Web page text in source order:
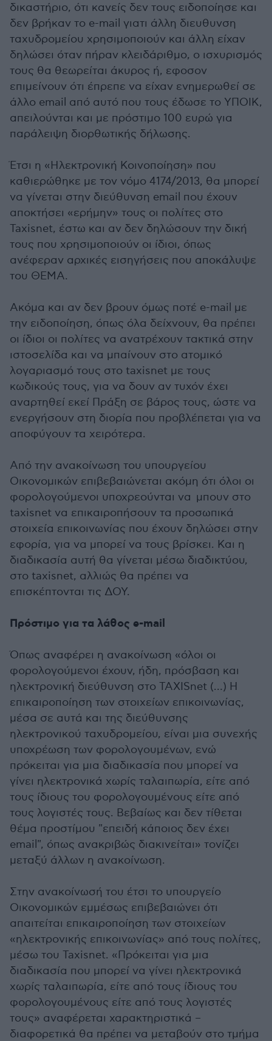
δικαστήριο, ότι κανείς δεν τους ειδοποίησε και
δεν βρήκαν το e-mail γιατι άλλη διευθυνση
ταχυδρομείου χρησιμοποιούν και άλλη είχαν
δηλώσει όταν πήραν κλειδάριθμο, ο ισχυρισμός
τους θα θεωρείται άκυρος ή, εφοσον
επιμείνουν ότι έπρεπε να είχαν ενημερωθεί σε
άλλο email από αυτό που τους έδωσε το ΥΠΟΙΚ,
απειλούνται και με πρόστιμο 100 ευρώ για
παράλειψη διορθωτικής δήλωσης.
Έτσι η «Ηλεκτρονική Κοινοποίηση» που
καθιερώθηκε με τον νόμο 4174/2013, θα μπορεί
να γίνεται στην διεύθυνση email που έχουν
αποκτήσει «ερήμην» τους οι πολίτες στο
Taxisnet, έστω και αν δεν δηλώσουν την δική
τους που χρησιμοποιούν οι ίδιοι, όπως
ανέφεραν αρχικές εισηγήσεις που αποκάλυψε
του ΘΕΜΑ.
Ακόμα και αν δεν βρουν όμως ποτέ e-mail με
την ειδοποίηση, όπως όλα δείχνουν, θα πρέπει
οι ίδιοι οι πολίτες να ανατρέχουν τακτικά στην
ιστοσελίδα και να μπαίνουν στο ατομικό
λογαριασμό τους στο taxisnet με τους
κωδικούς τους, για να δουν αν τυχόν έχει
αναρτηθεί εκεί Πράξη σε βάρος τους, ώστε να
ενεργήσουν στη διορία που προβλέπεται για να
αποφύγουν τα χειρότερα.
Από την ανακοίνωση του υπουργείου
Οικονομικών επιβεβαιώνεται ακόμη ότι όλοι οι
φορολογούμενοι υποχρεούνται να μπουν στο
taxisnet να επικαιροπήσουν τα προσωπικά
στοιχεία επικοινωνίας που έχουν δηλώσει στην
εφορία, για να μπορεί να τους βρίσκει. Και η
διαδικασία αυτή θα γίνεται μέσω διαδικτύου,
στο taxisnet, αλλιώς θα πρέπει να
επισκέπτονται τις ΔΟΥ.
Πρόστιμο για τα λάθος e-mail
Όπως αναφέρει η ανακοίνωση «όλοι οι
φορολογούμενοι έχουν, ήδη, πρόσβαση και
ηλεκτρονική διεύθυνση στο TAXISnet (…) Η
επικαιροποίηση των στοιχείων επικοινωνίας,
μέσα σε αυτά και της διεύθυνσης
ηλεκτρονικού ταχυδρομείου, είναι μια συνεχής
υποχρέωση των φορολογουμένων, ενώ
πρόκειται για μια διαδικασία που μπορεί να
γίνει ηλεκτρονικά χωρίς ταλαιπωρία, είτε από
τους ίδιους του φορολογουμένους είτε από
τους λογιστές τους. Βεβαίως και δεν τίθεται
θέμα προστίμου "επειδή κάποιος δεν έχει
email", όπως ανακριβώς διακινείται» τονίζει
μεταξύ άλλων η ανακοίνωση.
Στην ανακοίνωσή του έτσι το υπουργείο
Οικονομικών εμμέσως επιβεβαιώνει ότι
απαιτείται επικαιροποίηση των στοιχείων
«ηλεκτρονικής επικοινωνίας» από τους πολίτες,
μέσω του Taxisnet. «Πρόκειται για μια
διαδικασία που μπορεί να γίνει ηλεκτρονικά
χωρίς ταλαιπωρία, είτε από τους ίδιους του
φορολογουμένους είτε από τους λογιστές
τους» αναφέρεται χαρακτηριστικά –
διαφορετικά θα πρέπει να μεταβούν στο τμήμα